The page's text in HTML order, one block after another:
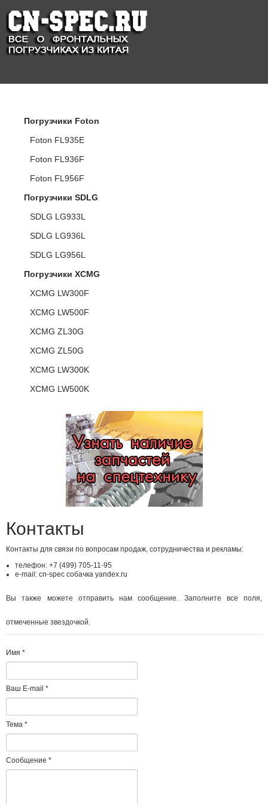
Погрузчики Foton
Foton FL935E
Foton FL936F
Foton FL956F
Погрузчики SDLG
SDLG LG933L
SDLG LG936L
SDLG LG956L
Погрузчики XCMG
XCMG LW300F
XCMG LW500F
XCMG ZL30G
XCMG ZL50G
XCMG LW300K
XCMG LW500K
Контакты
Контакты для связи по вопросам продаж, сотрудничества и рекламы:
телефон: +7 (499) 705-11-95
e-mail: cn-spec coбaчкa yandex.ru
Вы также можете отправить нам сообщение. Заполните все поля,
отмеченные звездочкой.
Имя *
Ваш E-mail *
Тема *
Сообщение *